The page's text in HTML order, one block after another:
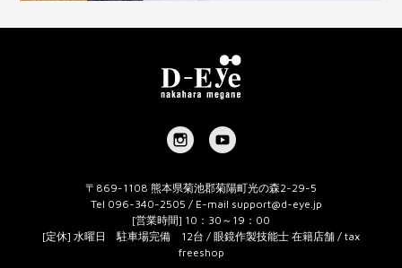
〒869-1108 熊本県菊池郡菊陽町光の森2-29-5
Tel 096-340-2505 / E-mail support@d-eye.jp
[営業時間] 10：30～19：00
[定休] 水曜日 駐車場完備 12台 / 眼鏡作製技能士 在籍店舗 / tax
freeshop